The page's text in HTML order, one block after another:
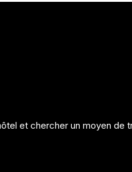
et chercher un moyen de